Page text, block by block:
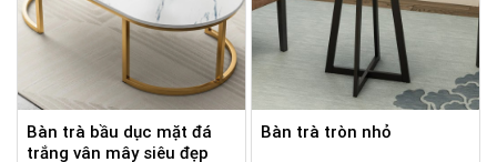
Bàn trà bầu dục mặt đá
trắng vân mây siêu đẹp
Bàn trà tròn nhỏ